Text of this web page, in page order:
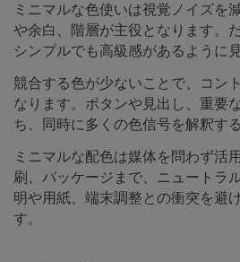
ミニマルな色使いは視覚ノイズを
や余白、階層が主役となります。
シンプルでも高級感があるように
競合する色が少ないことで、コン
なります。ボタンや見出し、重要
ち、同時に多くの色信号を解釈す
ミニマルな配色は媒体を問わず活
刷、パッケージまで、ニュートラ
明や用紙、端末調整との衝突を避
す。